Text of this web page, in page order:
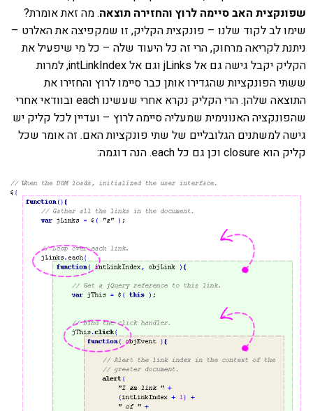
שפונקצית האב סיימה לרוץ והחזירה תוצאה. מה זאת אומרת?
שימו לב לקוד שלנו – פונקצית הקליק, זו שמקפיצה את האלרט –
ניתנת לקריאה מרחוק, הרי זה כל היעוד שלה – כל מי שיפעיל את
הקליק יקבל גישה גם אל jLinks וגם אל intLinkIndex, למרות
ששתי הפונקציות שהגדירו אותן כבר סיימו לרוץ והחזירו את
התוצאה שלהן. הרי הקליק נקרא אחרי שעשינו each ובוודאי אחרי
שהפונקציה האנונימית שמעליה סיימה לרוץ – ועדיין לכל קליק יש
גישה למשתנים הגלובליים של שתי פונקציות האם. זה אומר שכל
קליק הוא closure וכן גם כל each. הנה דוגמה: